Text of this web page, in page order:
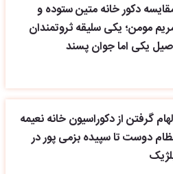
دکور خانه متین ستوده و
مومن؛ یکی سلیقه ثروتمندان
یکی اما جوان پسند
گرفتن از دکوراسیون خانه نعیمه
دوست تا سپیده بزمی پور در